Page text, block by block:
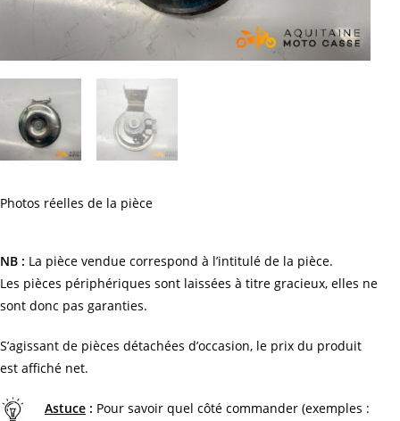
Photos réelles de la pièce
NB : La pièce vendue correspond à l’intitulé de la pièce.
Les pièces périphériques sont laissées à titre gracieux, elles ne
sont donc pas garanties.
S’agissant de pièces détachées d’occasion, le prix du produit
est affiché net.
Astuce : Pour savoir quel côté commander (exemples :